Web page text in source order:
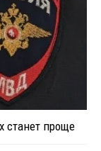
станет проще